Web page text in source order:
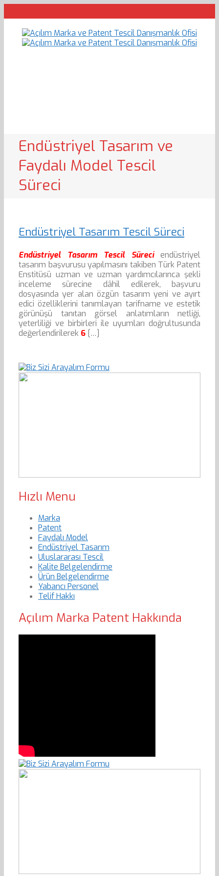
Endüstriyel Tasarım ve
Faydalı Model Tescil
Süreci
Endüstriyel Tasarım Tescil Süreci
Endüstriyel Tasarım Tescil Süreci
endüstriyel
tasarım başvurusu yapılmasını takiben Türk Patent
Enstitüsü uzman ve uzman yardımcılarınca şekli
inceleme sürecine dâhil edilerek, başvuru
dosyasında yer alan özgün tasarım yeni ve ayırt
edici özelliklerini tanımlayan tarifname ve estetik
görünüşü tanıtan görsel anlatımların netliği,
yeterliliği ve birbirleri ile uyumları doğrultusunda
değerlendirilerek 6 […]
Hızlı Menu
Marka
Patent
Faydalı Model
Endüstriyel Tasarım
Uluslararası Tescil
Kalite Belgelendirme
Ürün Belgelendirme
Yabancı Personel
Telif Hakkı
Açılım Marka Patent Hakkında